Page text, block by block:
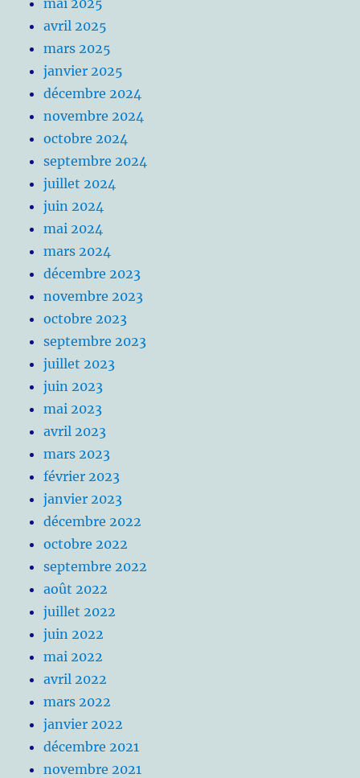
avril 2025
mars 2025
janvier 2025
décembre 2024
novembre 2024
octobre 2024
septembre 2024
juillet 2024
juin 2024
mai 2024
mars 2024
décembre 2023
novembre 2023
octobre 2023
septembre 2023
juillet 2023
juin 2023
mai 2023
avril 2023
mars 2023
février 2023
janvier 2023
décembre 2022
octobre 2022
septembre 2022
août 2022
juillet 2022
juin 2022
mai 2022
avril 2022
mars 2022
janvier 2022
décembre 2021
novembre 2021